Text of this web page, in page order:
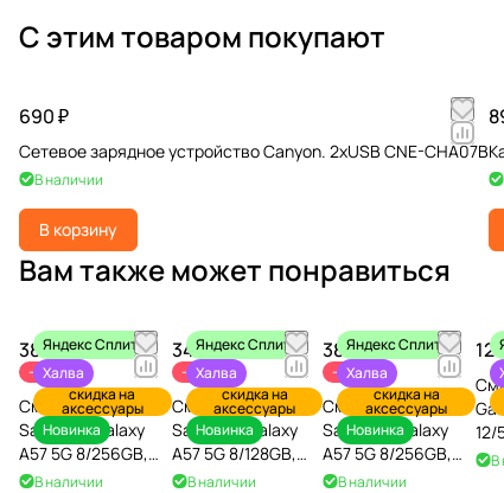
С этим товаром покупают
690 ₽
Сетевое зарядное устройство Canyon. 2xUSB CNE-CHA07B
В наличии
В корзину
Вам также может понравиться
Яндекс Сплит
Халва
скидка на
аксессуары
Новинка
38 990 ₽40 990 ₽
-5%
Смартфон
Samsung Galaxy
A57 5G 8/256GB,
серый
В наличии
Яндекс Сплит
Халва
скидка на
аксессуары
Новинка
34 990 ₽36 990 ₽
-5%
Смартфон
Samsung Galaxy
A57 5G 8/128GB,
серый
В наличии
Яндекс Сплит
Халва
скидка на
аксессуары
Новинка
38 990 ₽40 990 ₽
-5%
Смартфон
Samsung Galaxy
A57 5G 8/256GB,
синий
В наличии
12/
В